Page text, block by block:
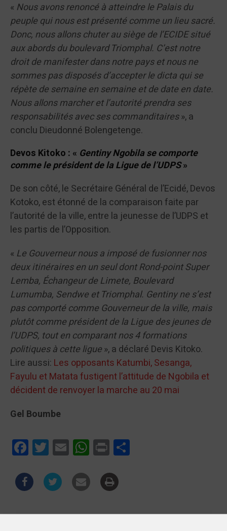
« Nous avons renoncé à atteindre le Palais du
peuple qui nous est présenté comme un lieu sacré.
Donc, nous allons chuter au siège de l’ECIDE situé
aux abords du boulevard Triomphal. C’est notre
droit de manifester dans notre pays et nous ne
sommes pas disposés d’accepter le dicta qui se
répète de semaine en semaine et de date en date.
Nous allons marcher et l’autorité prendra ses
responsabilités avec ses commanditaires», a
conclu Dieudonné Bolengetenge.
Devos Kitoko : « Gentiny Ngobila se comporte
comme le président de la Ligue de l’UDPS»
De son côté, le Secrétaire Général de l’Ecidé, Devos
Kotoko, est étonné de la comparaison faite par
l’autorité de la ville, entre la jeunesse de l’UDPS et
les partis de l’Opposition.
« Le Gouverneur nous a imposé de fusionner nos
deux itinéraires en un seul dont Rond-point Super
Lemba, Échangeur de Limete, Boulevard
Lumumba, Sendwe et Triomphal. Gentiny ne s’est
pas comporté comme Gouverneur de la ville, mais
plutôt comme président de la Ligue des jeunes de
l’UDPS, tout en comparant nos 4 formations
politiques à cette ligue», a déclaré Devis Kitoko.
Lire aussi: Les opposants Katumbi, Sesanga,
Fayulu et Matata fustigent l’attitude de Ngobila et
décident de renvoyer la marche au 20 mai
Gel Boumbe
FacebookTwitterEmail WhatsApp
Print